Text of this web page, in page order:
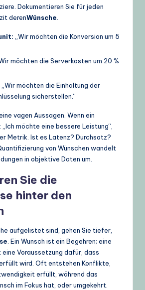
Dokumentieren Sie für jeden
derenWünsche
„Wir möchten die Konversion um 5
möchten die Serverkosten um 20 %
„Wir möchten die Einhaltung der
sicherstellen.“
vagen Aussagen. Wenn ein
möchte eine bessere Leistung“,
Metrik. Ist es Latenz? Durchsatz?
von Wünschen wandelt
in objektive Daten um.
Sie die
hinter den
aufgelistet sind, gehen Sie tiefer,
. Ein Wunsch ist ein Begehren; eine
Voraussetzung dafür, dass
wird. Oft entstehen Konflikte,
erfüllt, während das
im Fokus hat, oder umgekehrt.